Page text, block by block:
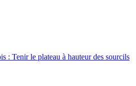
: Tenir le plateau à hauteur des sourcils